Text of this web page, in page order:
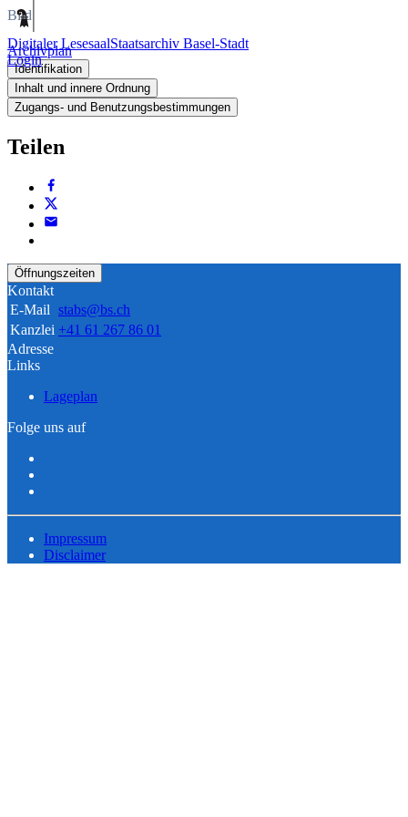
Digitaler LesesaalStaatsarchiv Basel-Stadt
Login
Bild
Archivplan
Identifikation
Inhalt und innere Ordnung
Zugangs- und Benutzungsbestimmungen
Teilen
Öffnungszeiten
Kontakt
E-Mail stabs@bs.ch
Kanzlei +41 61 267 86 01
Adresse
Links
Lageplan
Folge uns auf
Impressum
Disclaimer